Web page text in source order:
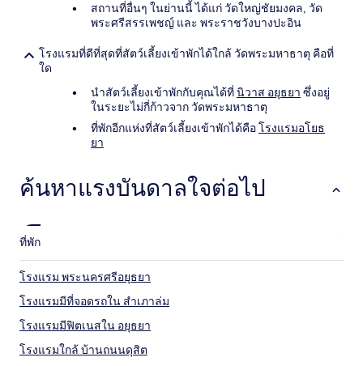
สถานที่อื่นๆ ในย่านนี้ ได้แก่ วัดใหญ่ชัยมงคล, วัด
พระศรีสรรเพชญ์ และ พระราชวังบางปะอิน
โรงแรมที่ดีที่สุดที่สัตว์เลี้ยงเข้าพักได้ใกล้ วัดพระมหาธาตุ คือที่
ใด
นำสัตว์เลี้ยงเข้าพักกับคุณได้ที่นิวาส อยุธยา ซึ่งอยู่
ในระยะไม่กี่ก้าวจาก วัดพระมหาธาตุ
ที่พักอีกแห่งที่สัตว์เลี้ยงเข้าพักได้คือโรงแรมอโยธ
ยา
ค้นหาแรงบันดาลใจต่อไป
ที่พัก
โรงแรม พระนครศรีอยุธยา
โรงแรมมีที่จอดรถใน สําเภาล่ม
โรงแรมมีฟิตเนสใน อยุธยา
โรงแรมใกล้ บ้านถนนดุสิต